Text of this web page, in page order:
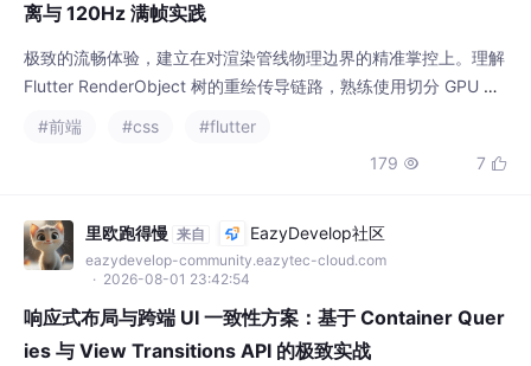
离与 120Hz 满帧实践
极致的流畅体验，建立在对渲染管线物理边界的精准掌控上。理解
Flutter RenderObject 树的重绘传导链路，熟练使用切分 GPU 独
立图层，结合提升静态 Child 节点的复用率，才能打破掉帧诅咒，
#前端 #css
#flutter
179  7 
里欧跑得慢 来自 EazyDevelop社区
eazydevelop-community.eazytec-cloud.com
· 2026-08-01 23:42:54
响应式布局与跨端 UI 一致性方案：基于 Container Quer
ies 与 View Transitions API 的极致实战